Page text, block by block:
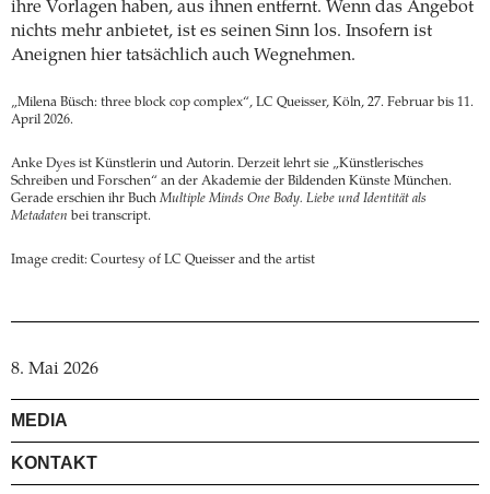
ihre Vorlagen haben, aus ihnen entfernt. Wenn das Angebot
nichts mehr anbietet, ist es seinen Sinn los. Insofern ist
Aneignen hier tatsächlich auch Wegnehmen.
„Milena Büsch: three block cop complex“, LC Queisser, Köln, 27. Februar bis 11.
April 2026.
Anke Dyes ist Künstlerin und Autorin. Derzeit lehrt sie „Künstlerisches
Schreiben und Forschen“ an der Akademie der Bildenden Künste München.
Gerade erschien ihr Buch Multiple Minds One Body. Liebe und Identität als
Metadaten bei transcript.
Image credit: Courtesy of LC Queisser and the artist
8. Mai 2026
MEDIA
KONTAKT